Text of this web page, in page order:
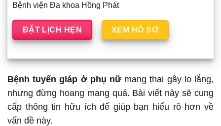
Bệnh viện Đa khoa Hồng Phát
ĐẶT LỊCH HẸN XEM HỒ SƠ
Bệnh tuyến giáp ở phụ nữ mang thai gây lo lắng,
nhưng đừng hoang mang quá. Bài viết này sẽ cung
cấp thông tin hữu ích để giúp bạn hiểu rõ hơn về
vấn đề này.